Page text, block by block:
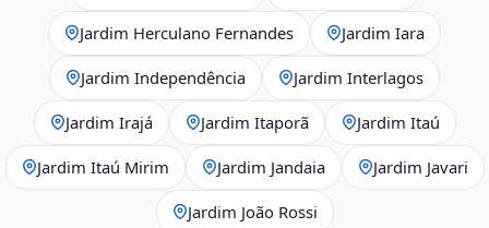
Jardim Herculano Fernandes Jardim Iara
Jardim Independência Jardim Interlagos
Jardim Irajá Jardim Itaporã Jardim Itaú
Jardim Itaú Mirim Jardim Jandaia Jardim Javari
Jardim João Rossi